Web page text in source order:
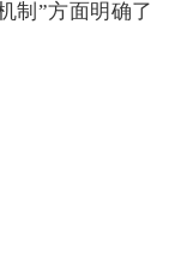
制”方面明确了